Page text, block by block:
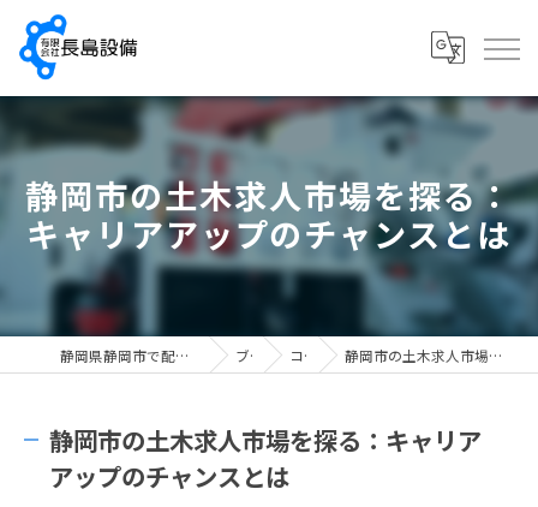
静岡市の土木求人市場を探る：
キャリアアップのチャンスとは
静岡県静岡市で配管工の求人なら有限会社長島設備 ブログ コラム 静岡市の土木求人市場を探る：キャリアアップのチャンスとは
静岡市の土木求人市場を探る：キャリア
アップのチャンスとは